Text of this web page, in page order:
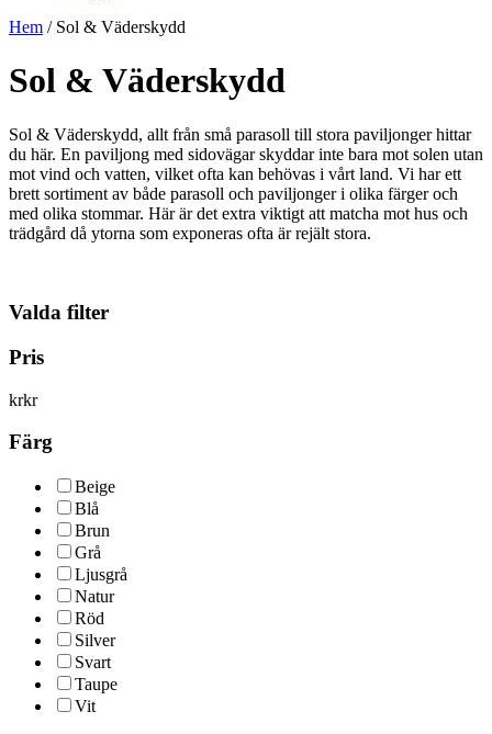
Hem / Sol & Väderskydd
Sol & Väderskydd
Sol & Väderskydd, allt från små parasoll till stora paviljonger hittar
du här. En paviljong med sidovägar skyddar inte bara mot solen utan
mot vind och vatten, vilket ofta kan behövas i vårt land. Vi har ett
brett sortiment av både parasoll och paviljonger i olika färger och
med olika stommar. Här är det extra viktigt att matcha mot hus och
trädgård då ytorna som exponeras ofta är rejält stora.
Valda filter
Pris
krkr
Färg
Beige
Blå
Brun
Grå
Ljusgrå
Natur
Röd
Silver
Svart
Taupe
Vit